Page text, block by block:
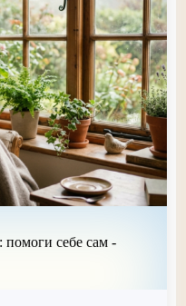
помоги себе сам -